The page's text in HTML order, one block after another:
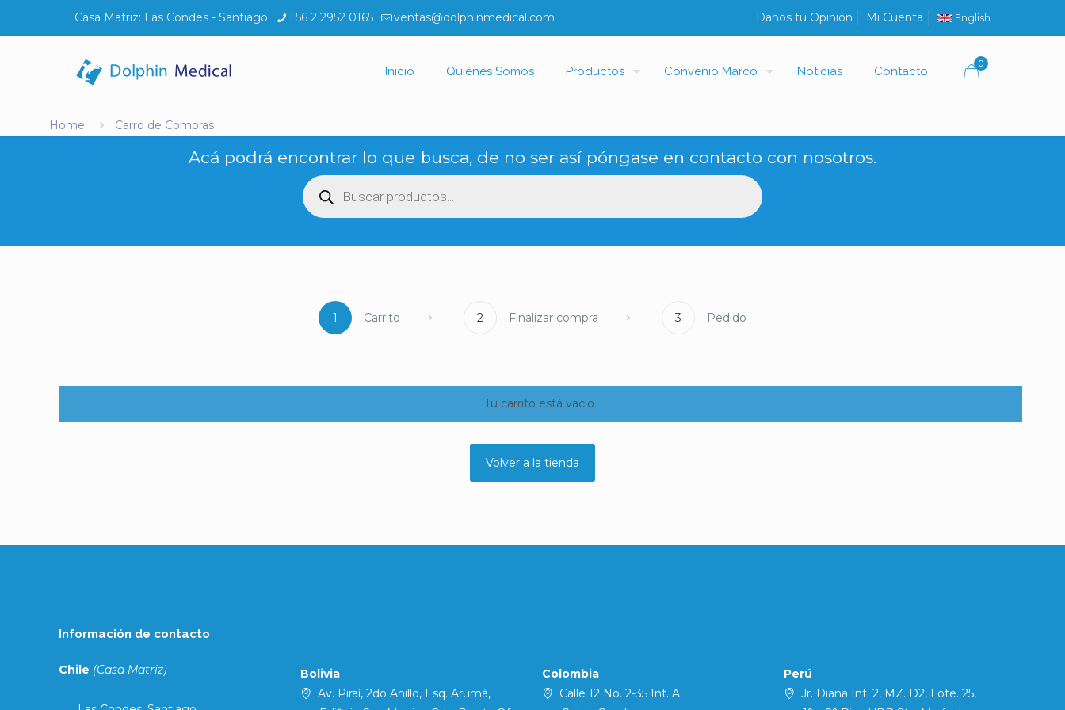
Casa Matriz: Las Condes - Santiago +56 2 2952 0165 ventas@dolphinmedical.com Danos tu Opinión Mi Cuenta English
Inicio Quiénes Somos Productos Convenio Marco Noticias Contacto
0
Home Carro de Compras
Acá podrá encontrar lo que busca, de no ser así póngase en contacto con nosotros.
Búsqueda
de
productos
1 Carrito 2 Finalizar compra 3 Pedido
Tu carrito está vacío.
Volver a la tienda
Información de contacto
Chile (Casa Matriz)
Bolivia
Av. Piraí, 2do Anillo, Esq. Arumá,
Colombia
Calle 12 No. 2-35 Int. A
Perú
Jr. Diana Int. 2, MZ. D2, Lote. 25,